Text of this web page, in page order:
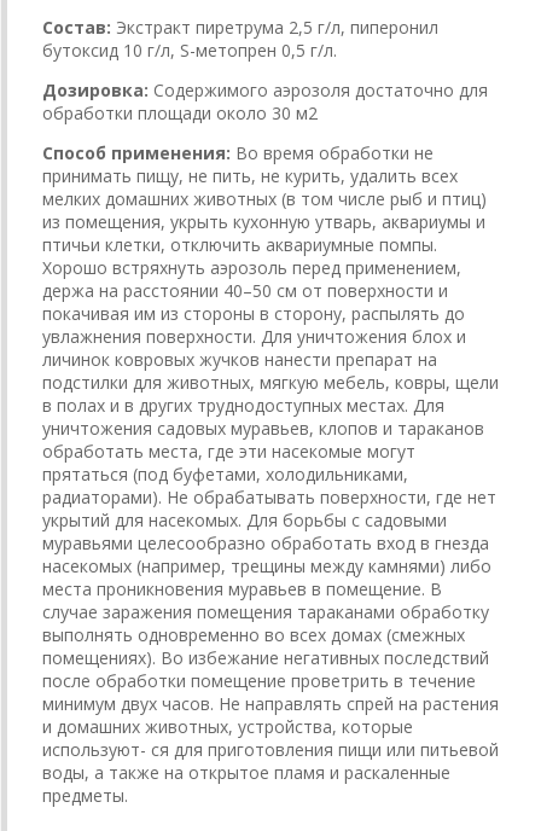
Состав: Экстракт пиретрума 2,5 г/л, пиперонил
бутоксид 10 г/л, S-метопрен 0,5 г/л.
Дозировка: Содержимого аэрозоля достаточно для
обработки площади около 30 м2
Способ применения: Во время обработки не
принимать пищу, не пить, не курить, удалить всех
мелких домашних животных (в том числе рыб и птиц)
из помещения, укрыть кухонную утварь, аквариумы и
птичьи клетки, отключить аквариумные помпы.
Хорошо встряхнуть аэрозоль перед применением,
держа на расстоянии 40–50 см от поверхности и
покачивая им из стороны в сторону, распылять до
увлажнения поверхности. Для уничтожения блох и
личинок ковровых жучков нанести препарат на
подстилки для животных, мягкую мебель, ковры, щели
в полах и в других труднодоступных местах. Для
уничтожения садовых муравьев, клопов и тараканов
обработать места, где эти насекомые могут
прятаться (под буфетами, холодильниками,
радиаторами). Не обрабатывать поверхности, где нет
укрытий для насекомых. Для борьбы с садовыми
муравьями целесообразно обработать вход в гнезда
насекомых (например, трещины между камнями) либо
места проникновения муравьев в помещение. В
случае заражения помещения тараканами обработку
выполнять одновременно во всех домах (смежных
помещениях). Во избежание негативных последствий
после обработки помещение проветрить в течение
минимум двух часов. Не направлять спрей на растения
и домашних животных, устройства, которые
используют- ся для приготовления пищи или питьевой
воды, а также на открытое пламя и раскаленные
предметы.